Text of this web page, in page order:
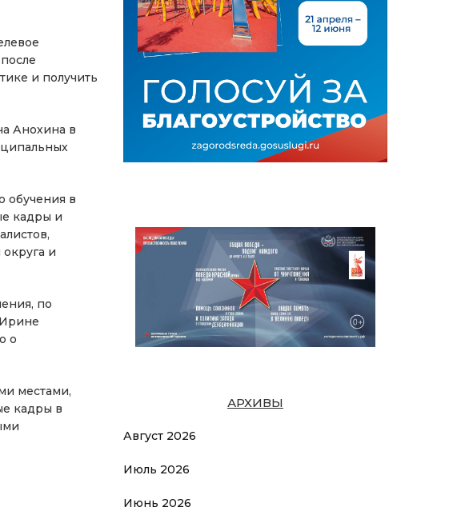
и получить
Анохина в
обучения в
кадры и
и
по
о
местами,
кадры в
АРХИВЫ
Август 2026
Июль 2026
Июнь 2026